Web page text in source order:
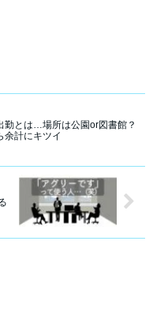
勤とは…場所は公園or図書館？
余計にキツイ